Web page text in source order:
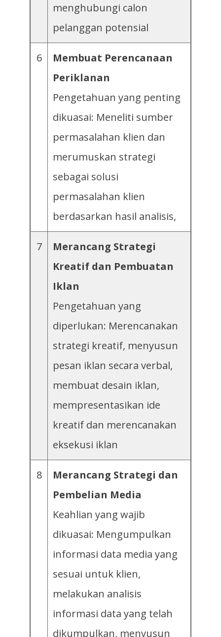
menghubungi calon
pelanggan potensial
6
Membuat Perencanaan
Periklanan
Pengetahuan yang penting
dikuasai: Meneliti sumber
permasalahan klien dan
merumuskan strategi
sebagai solusi
permasalahan klien
berdasarkan hasil analisis,
7
Merancang Strategi
Kreatif dan Pembuatan
Iklan
Pengetahuan yang
diperlukan: Merencanakan
strategi kreatif, menyusun
pesan iklan secara verbal,
membuat desain iklan,
mempresentasikan ide
kreatif dan merencanakan
eksekusi iklan
8
Merancang Strategi dan
Pembelian Media
Keahlian yang wajib
dikuasai: Mengumpulkan
informasi data media yang
sesuai untuk klien,
melakukan analisis
informasi data yang telah
dikumpulkan, menyusun